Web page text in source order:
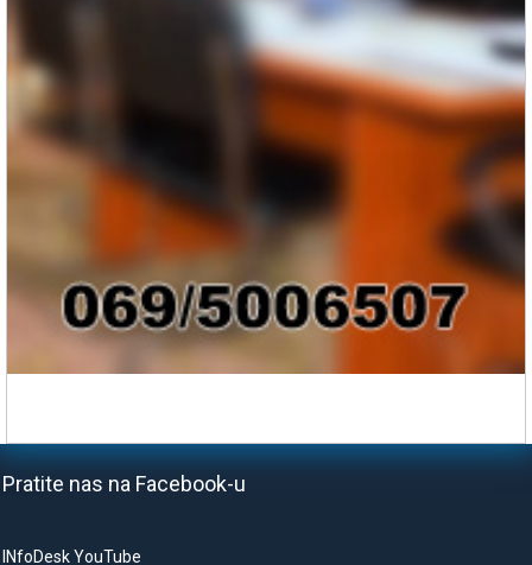
Pratite nas na Facebook-u
INfoDesk YouTube